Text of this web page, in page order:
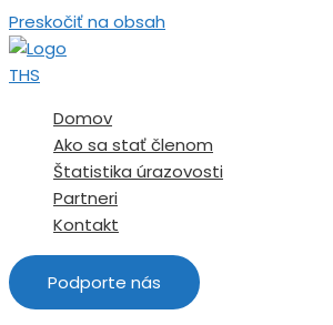
Preskočiť na obsah
Domov
Ako sa stať členom
Štatistika úrazovosti
Partneri
Kontakt
Podporte nás